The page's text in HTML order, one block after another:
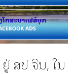
ສປ ຈີນ, ໃນ